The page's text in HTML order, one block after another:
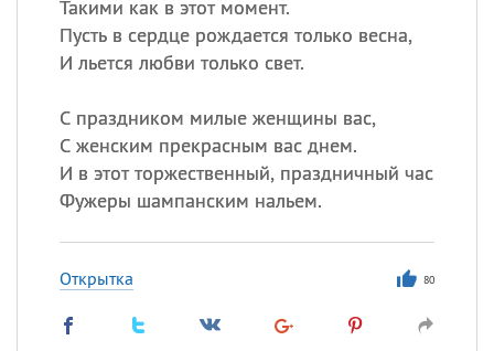
Такими как в этот момент.
Пусть в сердце рождается только весна,
И льется любви только свет.
С праздником милые женщины вас,
С женским прекрасным вас днем.
И в этот торжественный, праздничный час
Фужеры шампанским нальем.
Открытка 80